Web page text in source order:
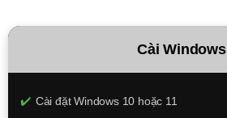
Cài Windows
Cài đặt Windows 10 hoặc 11